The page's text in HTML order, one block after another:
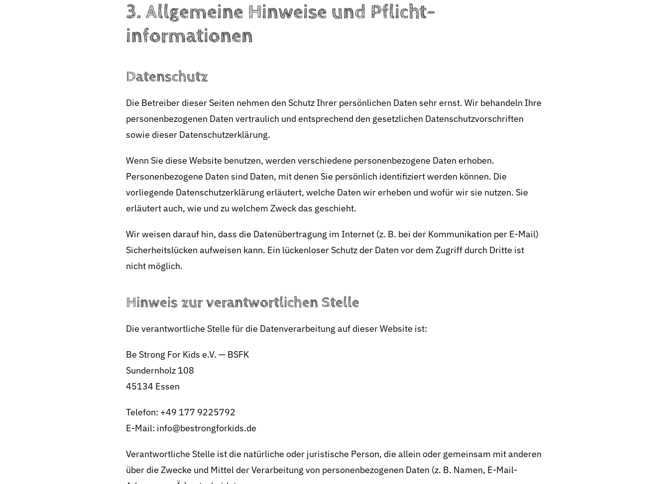
3. Allgemeine Hinweise und Pflicht­
informationen
Datenschutz
Die Betreiber dieser Seiten nehmen den Schutz Ihrer persönlichen Daten sehr ernst. Wir behandeln Ihre
personenbezogenen Daten vertraulich und entsprechend den gesetzlichen Datenschutzvorschriften
sowie dieser Datenschutzerklärung.
Wenn Sie diese Website benutzen, werden verschiedene personenbezogene Daten erhoben.
Personenbezogene Daten sind Daten, mit denen Sie persönlich identifiziert werden können. Die
vorliegende Datenschutzerklärung erläutert, welche Daten wir erheben und wofür wir sie nutzen. Sie
erläutert auch, wie und zu welchem Zweck das geschieht.
Wir weisen darauf hin, dass die Datenübertragung im Internet (z. B. bei der Kommunikation per E-Mail)
Sicherheitslücken aufweisen kann. Ein lückenloser Schutz der Daten vor dem Zugriff durch Dritte ist
nicht möglich.
Hinweis zur verantwortlichen Stelle
Die verantwortliche Stelle für die Datenverarbeitung auf dieser Website ist:
Be Strong For Kids e.V. — BSFK
Sundernholz 108
45134 Essen
Telefon: +49 177 9225792
E-Mail: info@bestrongforkids.de
Verantwortliche Stelle ist die natürliche oder juristische Person, die allein oder gemeinsam mit anderen
über die Zwecke und Mittel der Verarbeitung von personenbezogenen Daten (z. B. Namen, E-Mail-